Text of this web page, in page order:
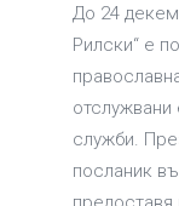
До 24
Рилски“ е
служби.
посланик